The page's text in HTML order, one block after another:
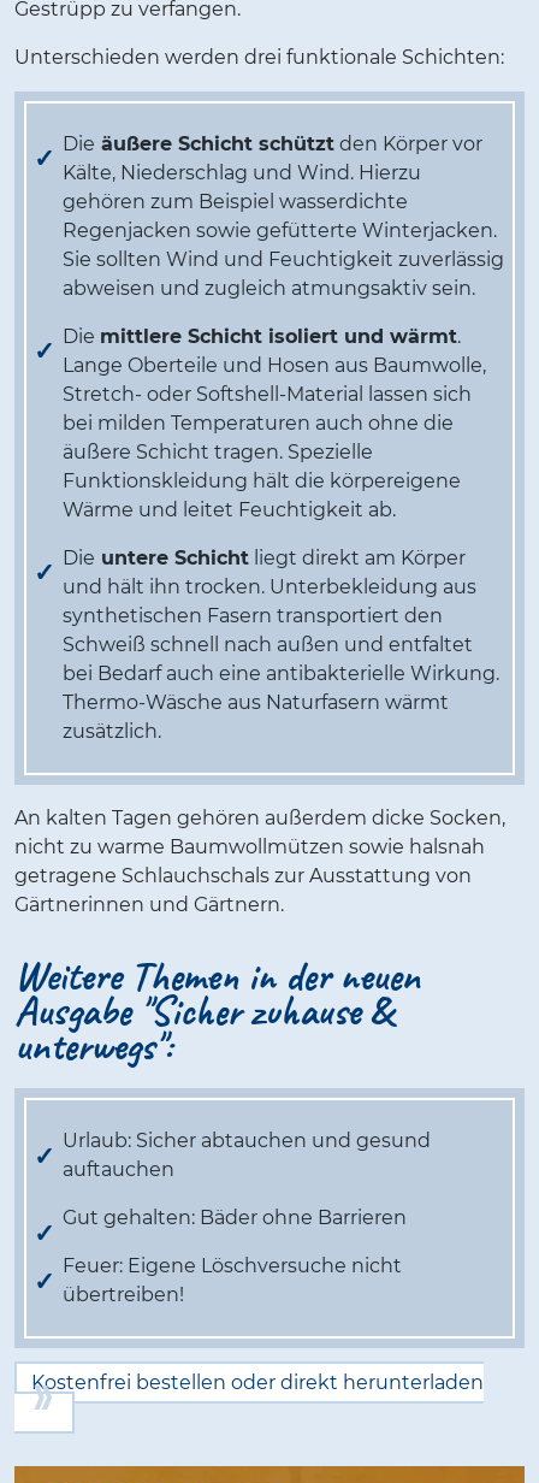
Gestrüpp zu verfangen.
Unterschieden werden drei funktionale Schichten:
Die äußere Schicht schützt den Körper vor
Kälte, Niederschlag und Wind. Hierzu
gehören zum Beispiel wasserdichte
Regenjacken sowie gefütterte Winterjacken.
Sie sollten Wind und Feuchtigkeit zuverlässig
abweisen und zugleich atmungsaktiv sein.
Die mittlere Schicht isoliert und wärmt.
Lange Oberteile und Hosen aus Baumwolle,
Stretch- oder Softshell-Material lassen sich
bei milden Temperaturen auch ohne die
äußere Schicht tragen. Spezielle
Funktionskleidung hält die körpereigene
Wärme und leitet Feuchtigkeit ab.
Die untere Schicht liegt direkt am Körper
und hält ihn trocken. Unterbekleidung aus
synthetischen Fasern transportiert den
Schweiß schnell nach außen und entfaltet
bei Bedarf auch eine antibakterielle Wirkung.
Thermo-Wäsche aus Naturfasern wärmt
zusätzlich.
An kalten Tagen gehören außerdem dicke Socken,
nicht zu warme Baumwollmützen sowie halsnah
getragene Schlauchschals zur Ausstattung von
Gärtnerinnen und Gärtnern.
Weitere Themen in der neuen
Ausgabe "Sicher zuhause &
unterwegs":
Urlaub: Sicher abtauchen und gesund
auftauchen
Gut gehalten: Bäder ohne Barrieren
Feuer: Eigene Löschversuche nicht
übertreiben!
Kostenfrei bestellen oder direkt herunterladen